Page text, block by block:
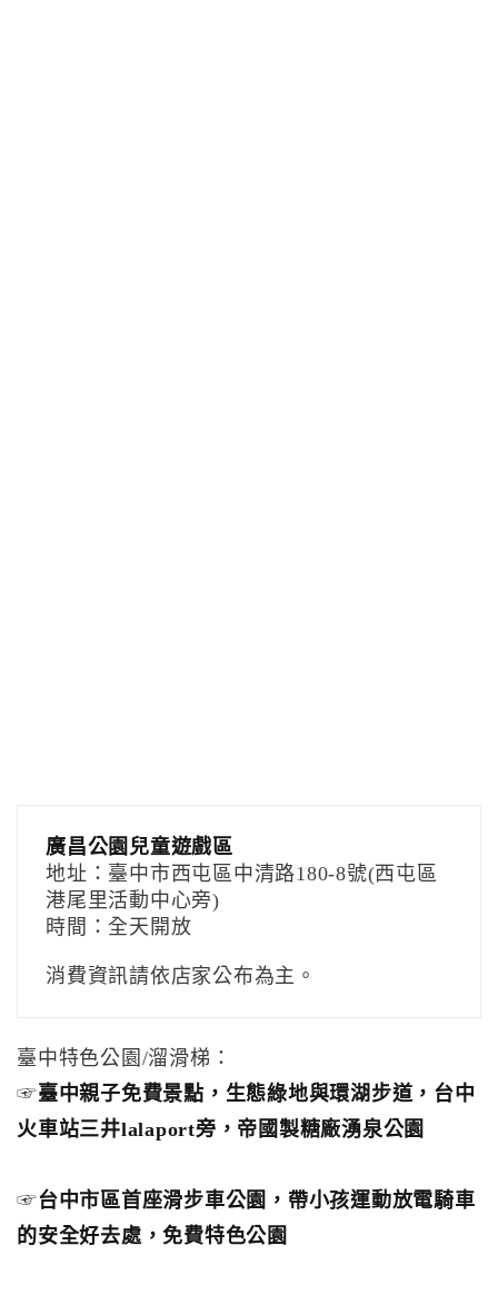
廣昌公園兒童遊戲區
地址：臺中市西屯區中清路180-8號(西屯區
港尾里活動中心旁)
時間：全天開放
消費資訊請依店家公布為主。
臺中特色公園/溜滑梯：
☞臺中親子免費景點，生態綠地與環湖步道，台中
火車站三井lalaport旁，帝國製糖廠湧泉公園
☞台中市區首座滑步車公園，帶小孩運動放電騎車
的安全好去處，免費特色公園